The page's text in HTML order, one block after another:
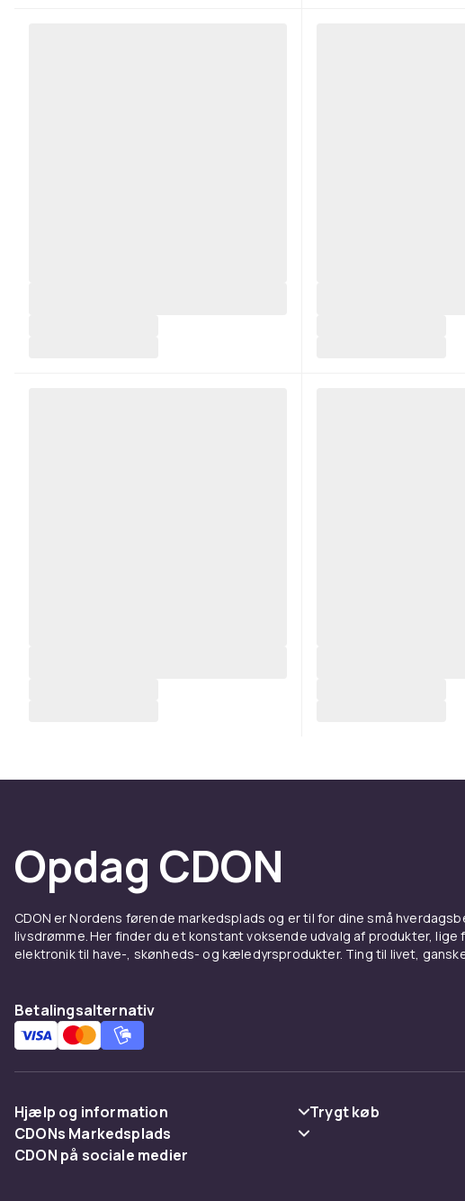
Opdag CDON
CDON er Nordens førende markedsplads og er til for dine små
livsdrømme. Her finder du et konstant voksende udvalg af produkter, lige
elektronik til have-, skønheds- og kæledyrsprodukter. Ting til livet,
Betalingsalternativ
Hjælp og information
Ofte stillede spørgsmål
Trygt køb
CDONs Markedsplads
Merchant Help Center
CDON på sociale medier